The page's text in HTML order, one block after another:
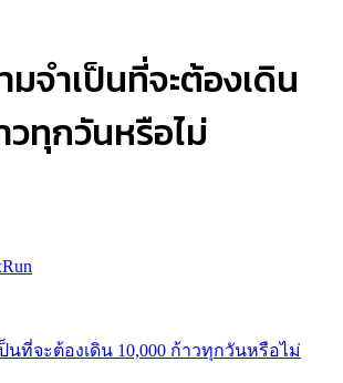
จำเป็นที่จะต้องเดิน
ทุกวันหรือไม่